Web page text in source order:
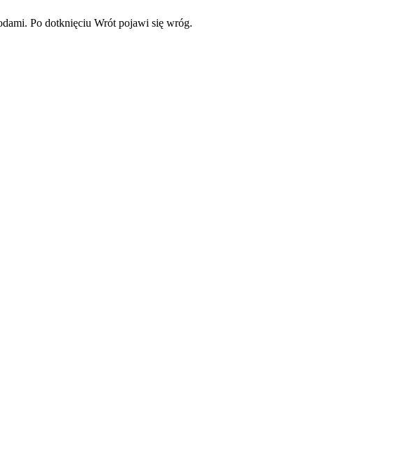
Po dotknięciu Wrót pojawi się wróg.